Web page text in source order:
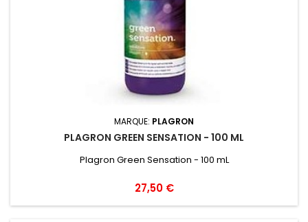
MARQUE: PLAGRON
PLAGRON GREEN SENSATION - 100 ML
Plagron Green Sensation - 100 mL
27,50 €